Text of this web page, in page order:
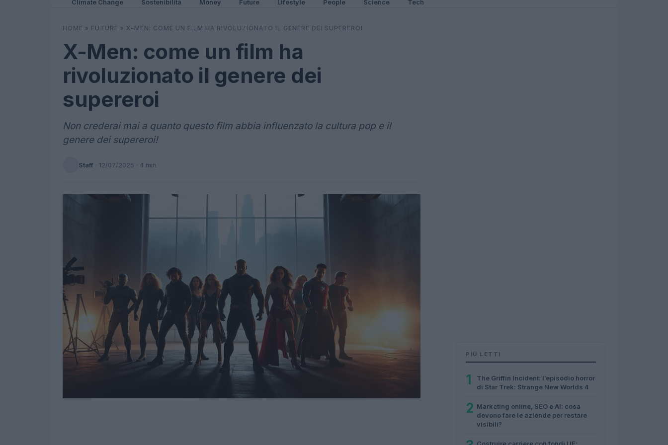
Climate Change Sostenibilità Money Future Lifestyle People Science Tech
HOME » FUTURE » X-MEN: COME UN FILM HA RIVOLUZIONATO IL GENERE DEI SUPEREROI
X-Men: come un film ha
rivoluzionato il genere dei
supereroi
Non crederai mai a quanto questo film abbia influenzato la cultura pop e il
genere dei supereroi!
Staff · 12/07/2025 · 4 min
PIÙ LETTI
1
The Griffin Incident: l’episodio horror
di Star Trek: Strange New Worlds 4
2 Marketing online, SEO e AI: cosa
devono fare le aziende per restare
visibili?